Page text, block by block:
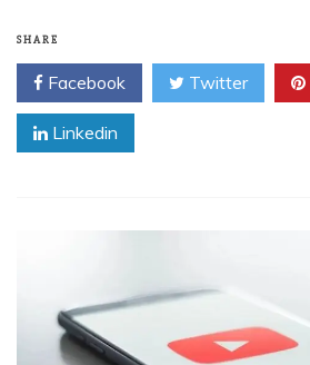
SHARE
Facebook Twitter
Linkedin